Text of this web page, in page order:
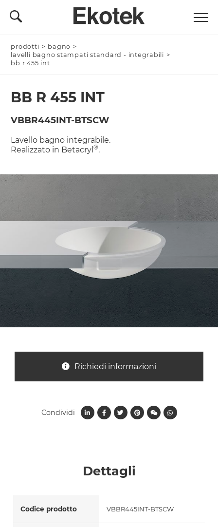
prodotti > bagno >
lavelli bagno stampati standard - integrabili >
bb r 455 int
Dettagli
Codice prodotto VBBR445INT-BTSCW
BB R 455 INT
VBBR445INT-BTSCW
Lavello bagno integrabile.
Realizzato in Betacryl®.
Richiedi informazioni
Condividi
Nominativo *
Azienda/Privato *
Nome Azienda